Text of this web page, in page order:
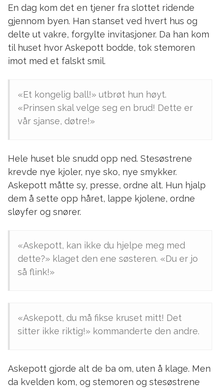
En dag kom det en tjener fra slottet ridende
gjennom byen. Han stanset ved hvert hus og
delte ut vakre, forgylte invitasjoner. Da han kom
til huset hvor Askepott bodde, tok stemoren
imot med et falskt smil.
«Et kongelig ball!» utbrøt hun høyt.
«Prinsen skal velge seg en brud! Dette er
vår sjanse, døtre!»
Hele huset ble snudd opp ned. Stesøstrene
krevde nye kjoler, nye sko, nye smykker.
Askepott måtte sy, presse, ordne alt. Hun hjalp
dem å sette opp håret, lappe kjolene, ordne
sløyfer og snører.
«Askepott, kan ikke du hjelpe meg med
dette?» klaget den ene søsteren. «Du er jo
så flink!»
«Askepott, du må fikse kruset mitt! Det
sitter ikke riktig!» kommanderte den andre.
Askepott gjorde alt de ba om, uten å klage. Men
da kvelden kom, og stemoren og stesøstrene